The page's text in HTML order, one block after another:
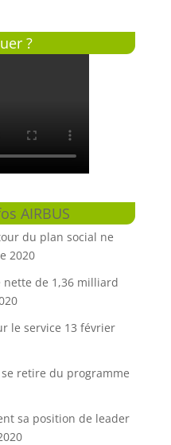
?
AIRBUS
du plan social ne
2020
de 1,36 milliard
le service 13 février
retire du programme
sa position de leader